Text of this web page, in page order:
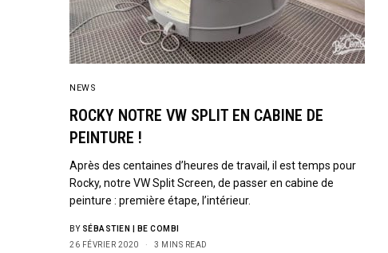
NEWS
ROCKY NOTRE VW SPLIT EN CABINE DE
PEINTURE !
Après des centaines d’heures de travail, il est temps pour
Rocky, notre VW Split Screen, de passer en cabine de
peinture : première étape, l’intérieur.
BY SÉBASTIEN | BE COMBI
26 FÉVRIER 2020
3 MINS READ